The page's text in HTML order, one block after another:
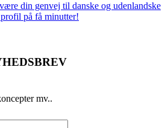
din genvej til danske og udenlandske
på få minutter!
mv..